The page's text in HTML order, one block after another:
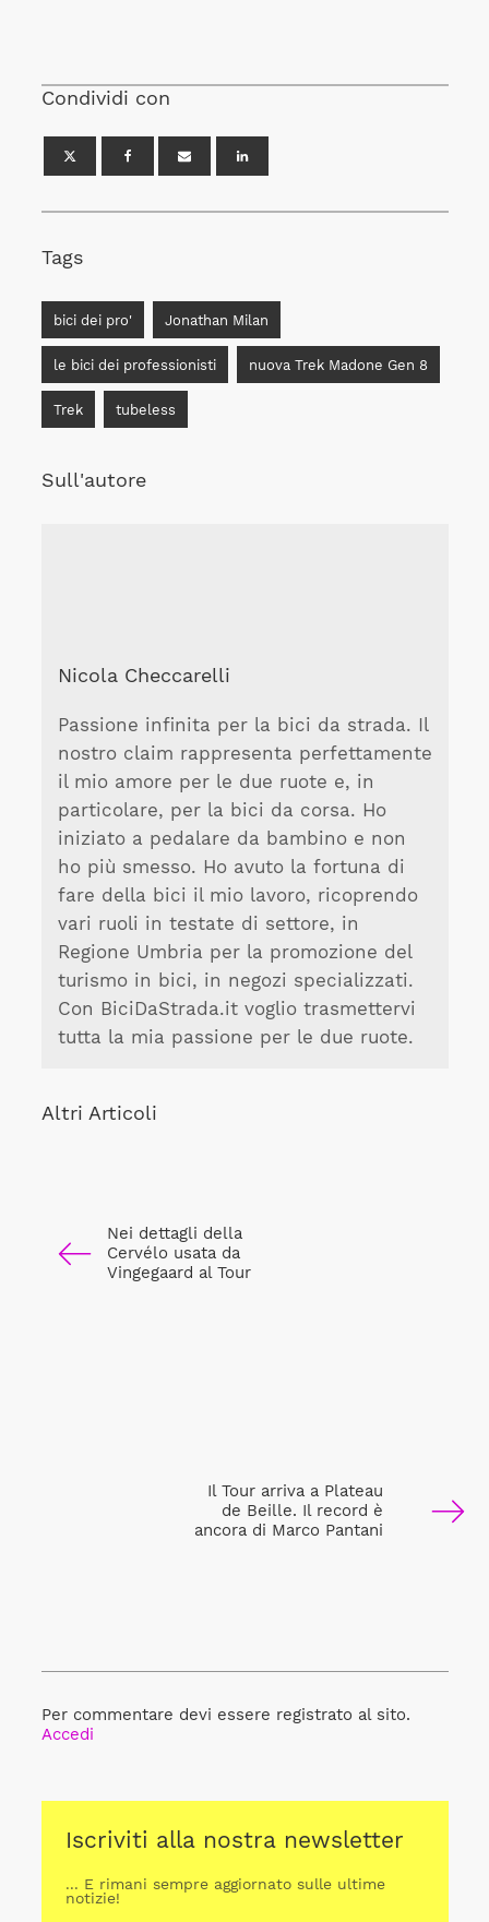
Condividi con
Tags
bici dei pro' Jonathan Milan
le bici dei professionisti nuova Trek Madone Gen 8
Trek tubeless
Sull'autore
Nicola Checcarelli
Passione infinita per la bici da strada. Il
nostro claim rappresenta perfettamente
il mio amore per le due ruote e, in
particolare, per la bici da corsa. Ho
iniziato a pedalare da bambino e non
ho più smesso. Ho avuto la fortuna di
fare della bici il mio lavoro, ricoprendo
vari ruoli in testate di settore, in
Regione Umbria per la promozione del
turismo in bici, in negozi specializzati.
Con BiciDaStrada.it voglio trasmettervi
tutta la mia passione per le due ruote.
Altri Articoli
Nei dettagli della
Cervélo usata da
Vingegaard al Tour
Il Tour arriva a Plateau
de Beille. Il record è
ancora di Marco Pantani
Per commentare devi essere registrato al sito.
Accedi
Iscriviti alla nostra newsletter
... E rimani sempre aggiornato sulle ultime
notizie!